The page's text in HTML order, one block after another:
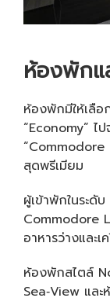
ห้องพักแ
ห้องพักมีให้เลือ
“Economy” ไ
“Commodore
สุดพรีเมียม
ผู้เข้าพักในระดั
Commodore
อาหารว่างและเ
ห้องพักสไตล์
Sea‑View แล